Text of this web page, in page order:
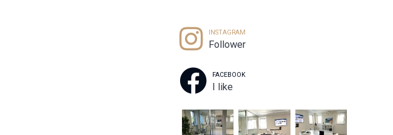
INSTAGRAM
Follower
FACEBOOK
I like